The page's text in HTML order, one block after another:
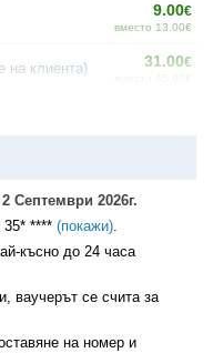
9.00€
вместо 13.00€
на клиента) 31.00€
вместо 30.00€
Септември 2026г.
35* **** (покажи).
късно до 24 часа
ваучерът се счита за
на номер и